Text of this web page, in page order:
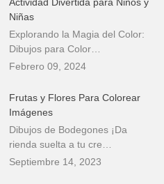
Niñas
Explorando la Magia del Color:
Dibujos para Color…
Febrero 09, 2024
Frutas y Flores Para Colorear
Imágenes
Dibujos de Bodegones ¡Da
rienda suelta a tu cre…
Septiembre 14, 2023